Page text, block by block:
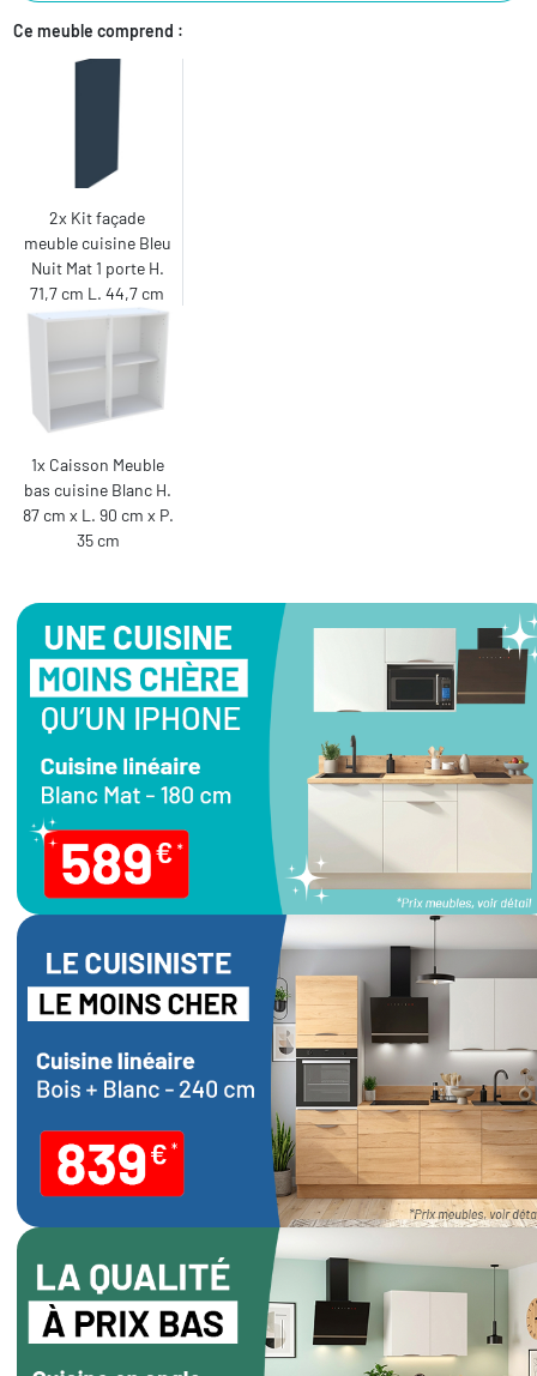
Ce meuble comprend :
2x Kit façade
meuble cuisine Bleu
Nuit Mat 1 porte H.
71,7 cm L. 44,7 cm
1x Caisson Meuble
bas cuisine Blanc H.
87 cm x L. 90 cm x P.
35 cm